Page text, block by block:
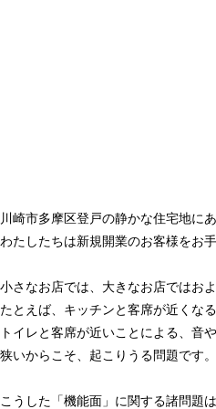
川崎市多摩区登戸の静かな住宅地に
わたしたちは新規開業のお客様をお
小さなお店では、大きなお店ではお
たとえば、キッチンと客席が近くな
トイレと客席が近いことによる、音
狭いからこそ、起こりうる問題です。
こうした「機能面」に関する諸問題